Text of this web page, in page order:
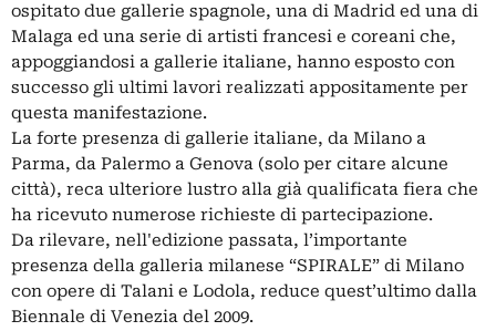
ospitato due gallerie spagnole, una di Madrid ed una di
Malaga ed una serie di artisti francesi e coreani che,
appoggiandosi a gallerie italiane, hanno esposto con
successo gli ultimi lavori realizzati appositamente per
questa manifestazione.
La forte presenza di gallerie italiane, da Milano a
Parma, da Palermo a Genova (solo per citare alcune
città), reca ulteriore lustro alla già qualificata fiera che
ha ricevuto numerose richieste di partecipazione.
Da rilevare, nell'edizione passata, l’importante
presenza della galleria milanese “SPIRALE” di Milano
con opere di Talani e Lodola, reduce quest’ultimo dalla
Biennale di Venezia del 2009.